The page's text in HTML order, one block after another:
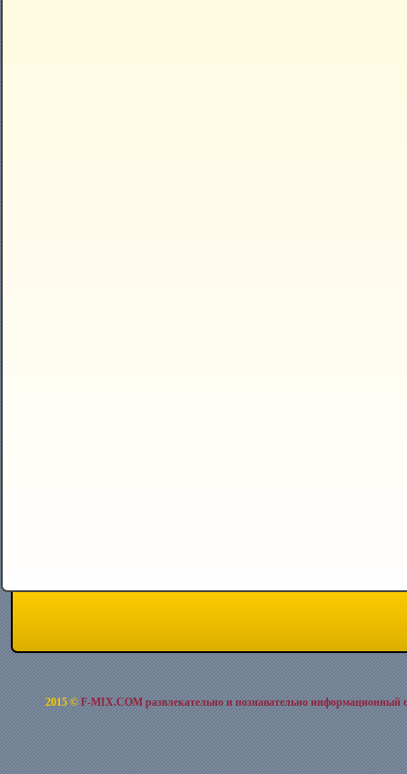
2015 ©F-MIX.COM развлекательно и познавательно информационный